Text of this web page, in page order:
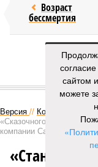
Возраст
бессмертия
Версия // Конфликт
В
«Сказочного леса»
компании Capital Group
«Станция
сайтом
можете